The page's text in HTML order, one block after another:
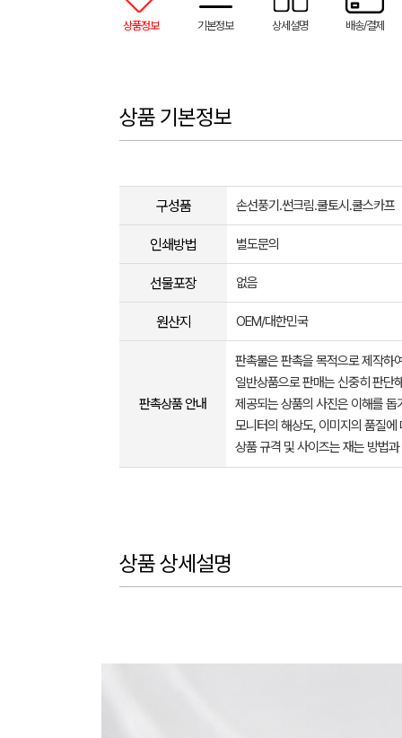
상품정보 기본정보 상세설명 배송/결제
상품 기본정보
구성품 손선풍기.썬크림.쿨토시.쿨스카프
인쇄방법 별도문의
선물포장 없음
원산지 OEM/대한민국
판촉상품 안내
판촉물은 판촉을 목적으로 제작하
일반상품으로 판매는 신중히 판단
제공되는 상품의 사진은 이해를
모니터의 해상도, 이미지의 품질
상품 규격 및 사이즈는 재는 방법
상품 상세설명